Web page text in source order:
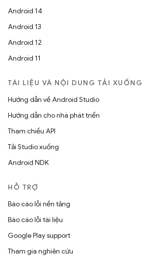
Android 14
Android 13
Android 12
Android 11
TÀI LIỆU VÀ NỘI DUNG TẢI XUỐNG
Hướng dẫn về Android Studio
Hướng dẫn cho nhà phát triển
Tham chiếu API
Tải Studio xuống
Android NDK
HỖ TRỢ
Báo cáo lỗi nền tảng
Báo cáo lỗi tài liệu
Google Play support
Tham gia nghiên cứu